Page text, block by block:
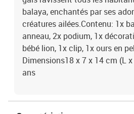
balaya, enchantés par ses
créatures ailées.Contenu: 1x
anneau, 2x podium, 1x
bébé lion, 1x clip, 1x ours en
Dimensions18 x 7 x 14 cm (L
ans